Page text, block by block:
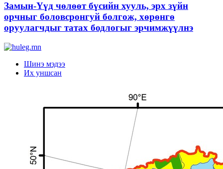
Замын-Үүд чөлөөт бүсийн хууль, эрх зүйн
орчныг боловсронгуй болгож, хөрөнгө
оруулагчдыг татах бодлогыг эрчимжүүлнэ
Шинэ мэдээ
Их уншсан